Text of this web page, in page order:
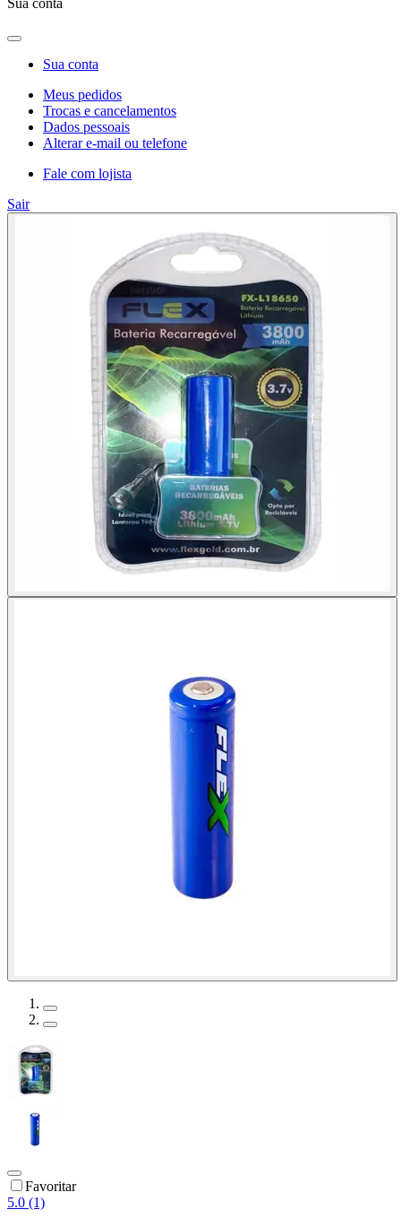
Sua conta
Meus pedidos
Trocas e cancelamentos
Dados pessoais
Alterar e-mail ou telefone
Fale com lojista
Sair
Favoritar
5.0 (1)